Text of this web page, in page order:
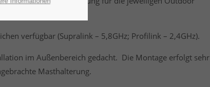
verfügbar (Supralink – 5,8GHz; Profilink – 2,4GHz).
im Außenbereich gedacht. Die Montage erfolgt sehr
Masthalterung.